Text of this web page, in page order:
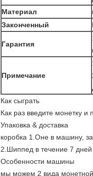
Материал
Законченный
Гарантия
Примечание
Как сыграть
Как раз введите монетку и
Упаковка & доставка
коробка 1.Оне в машину,
2.Шиппед в течение 7
Особенности машины
мы можем 2 вида монетной